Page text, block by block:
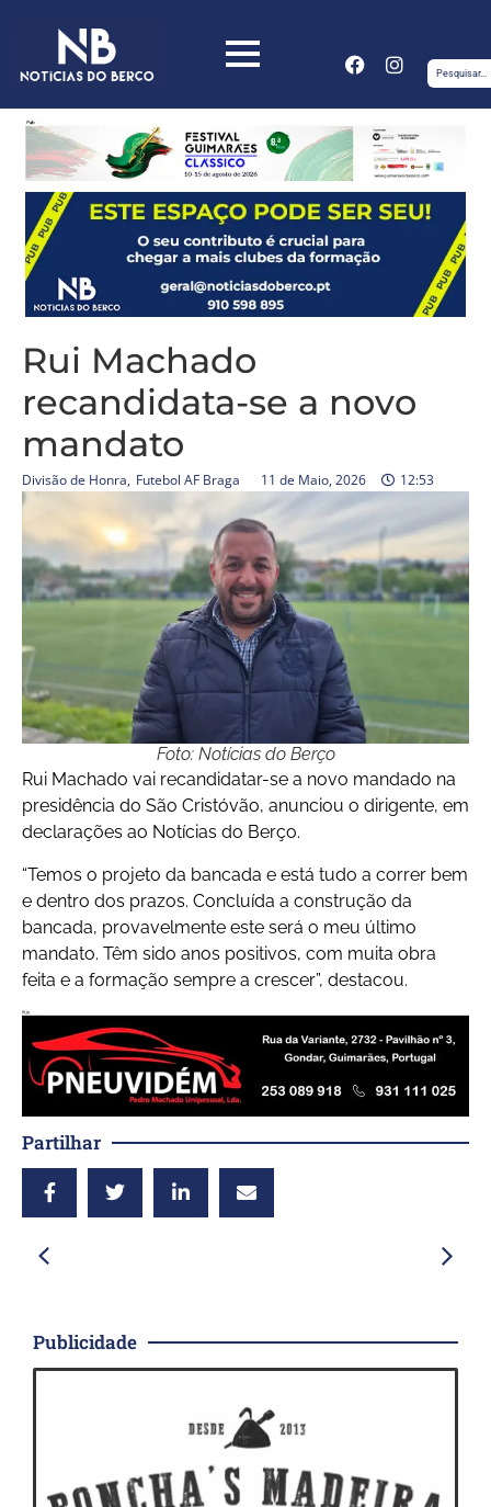
Rui Machado
recandidata-se a novo
mandato
Divisão de Honra, Futebol AF Braga 11 de Maio, 2026 12:53
Foto: Notícias do Berço
Rui Machado vai recandidatar-se a novo mandado na
presidência do São Cristóvão, anunciou o dirigente, em
declarações ao Notícias do Berço.
“Temos o projeto da bancada e está tudo a correr bem
e dentro dos prazos. Concluída a construção da
bancada, provavelmente este será o meu último
mandato. Têm sido anos positivos, com muita obra
feita e a formação sempre a crescer”, destacou.
Partilhar
Publicidade